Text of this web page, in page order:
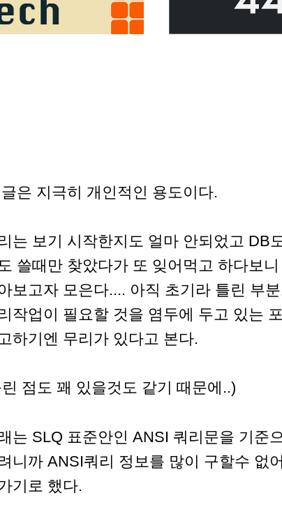
은 지극히 개인적인 용도이다.
는 보기 시작한지도 얼마 안되었고 DB
쓸때만 찾았다가 또 잊어먹고 하다보
보고자 모은다.... 아직 초기라 틀린 부
작업이 필요할 것을 염두에 두고 있는
하기엔 무리가 있다고 본다.
점도 꽤 있을것도 같기 때문에..)
는 SLQ 표준안인 ANSI 쿼리문을 기준
니까 ANSI쿼리 정보를 많이 구할수 없
기로 했다.